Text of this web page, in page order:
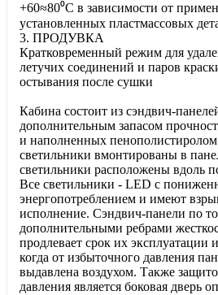
+60≈80⁰С в зависимости от
установленных пластмассовых
3. ПРОДУВКА
Кратковременный режим для
летучих соединений и паров
остывания после сушки
Кабина состоит из сэндвич-
дополнительным запасом
и наполненных
светильники вмонтированы в
светильники расположены вдоль
Все светильники - LED с
энергопотреблением и имеют
исполнение. Сэндвич-панели по
дополнительными ребрами
продлевает срок их эксплуатации
когда от избыточного давления
выдавлена воздухом. Также
давления является боковая дверь